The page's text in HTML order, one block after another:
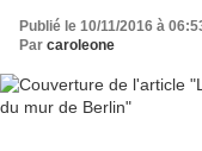
Publié le 10/11/2016 à
Par caroleone